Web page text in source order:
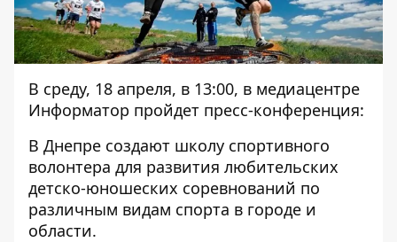
В среду, 18 апреля, в 13:00, в медиацентре
Информатор пройдет пресс-конференция:
В Днепре создают школу спортивного
волонтера для развития любительских
детско-юношеских соревнований по
различным видам спорта в городе и
области.